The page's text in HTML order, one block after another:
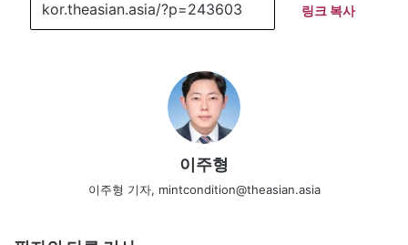
링크 복사
이주형
이주형 기자, mintcondition@theasian.asia